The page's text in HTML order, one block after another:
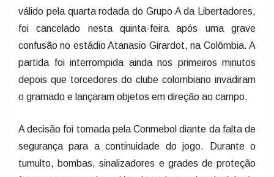
válido pela quarta rodada do Grupo A da Libertadores,
foi cancelado nesta quinta-feira após uma grave
confusão no estádio Atanasio Girardot, na Colômbia. A
partida foi interrompida ainda nos primeiros minutos
depois que torcedores do clube colombiano invadiram
o gramado e lançaram objetos em direção ao campo.
A decisão foi tomada pela Conmebol diante da falta de
segurança para a continuidade do jogo. Durante o
tumulto, bombas, sinalizadores e grades de proteção